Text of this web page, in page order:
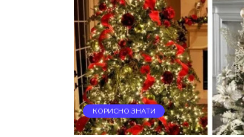
КОРИСНО ЗНАТИ